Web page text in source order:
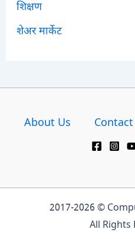
शिक्षण
शेअर मार्केट
About Us Contact
2017-2026 ©
All Rights